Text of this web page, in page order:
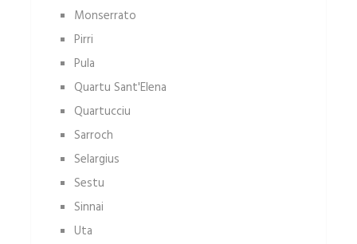
Monserrato
Pirri
Pula
Quartu Sant'Elena
Quartucciu
Sarroch
Selargius
Sestu
Sinnai
Uta